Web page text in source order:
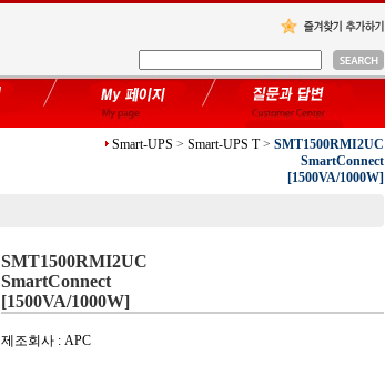
Smart-UPS > Smart-UPS T > SMT1500RMI2UC
SmartConnect
[1500VA/1000W]
SMT1500RMI2UC
SmartConnect
[1500VA/1000W]
제조회사 : APC